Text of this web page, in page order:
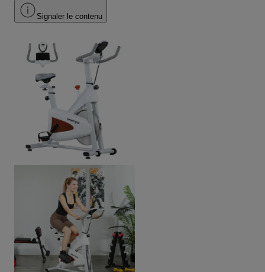
Signaler le contenu